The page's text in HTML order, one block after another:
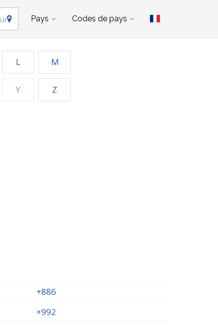
Pays Codes de pays
L M
Y Z
+886
+992